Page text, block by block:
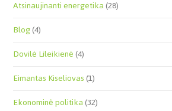
Atsinaujinanti energetika(28)
Blog(4)
Dovilė Lileikienė(4)
Eimantas Kiseliovas(1)
Ekonominė politika(32)